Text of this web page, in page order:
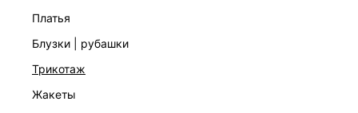
платья
блузки | рубашки
трикотаж
жакеты